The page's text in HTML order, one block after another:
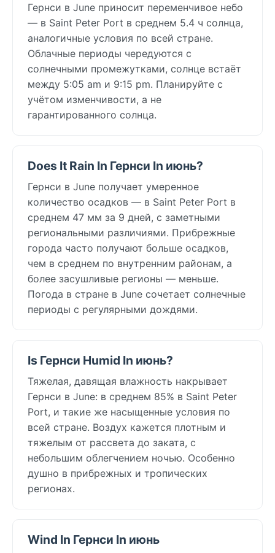
Гернси в June приносит переменчивое небо
— в Saint Peter Port в среднем 5.4 ч солнца,
аналогичные условия по всей стране.
Облачные периоды чередуются с
солнечными промежутками, солнце встаёт
между 5:05 am и 9:15 pm. Планируйте с
учётом изменчивости, а не
гарантированного солнца.
Does It Rain In Гернси In июнь?
Гернси в June получает умеренное
количество осадков — в Saint Peter Port в
среднем 47 мм за 9 дней, с заметными
региональными различиями. Прибрежные
города часто получают больше осадков,
чем в среднем по внутренним районам, а
более засушливые регионы — меньше.
Погода в стране в June сочетает солнечные
периоды с регулярными дождями.
Is Гернси Humid In июнь?
Тяжелая, давящая влажность накрывает
Гернси в June: в среднем 85% в Saint Peter
Port, и такие же насыщенные условия по
всей стране. Воздух кажется плотным и
тяжелым от рассвета до заката, с
небольшим облегчением ночью. Особенно
душно в прибрежных и тропических
регионах.
Wind In Гернси In июнь